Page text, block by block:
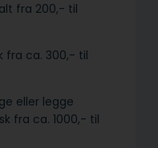
fra 200,- til
fra ca. 300,- til
eller legge
fra ca. 1000,- til